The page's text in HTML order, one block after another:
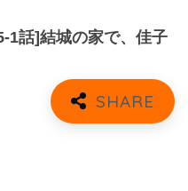
1話]結城の家で、佳子